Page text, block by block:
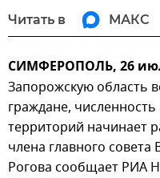
Читать в МАКС
СИМФЕРОПОЛЬ, 26
Запорожскую область
граждане,
территорий начинает
члена главного
Рогова сообщает РИА